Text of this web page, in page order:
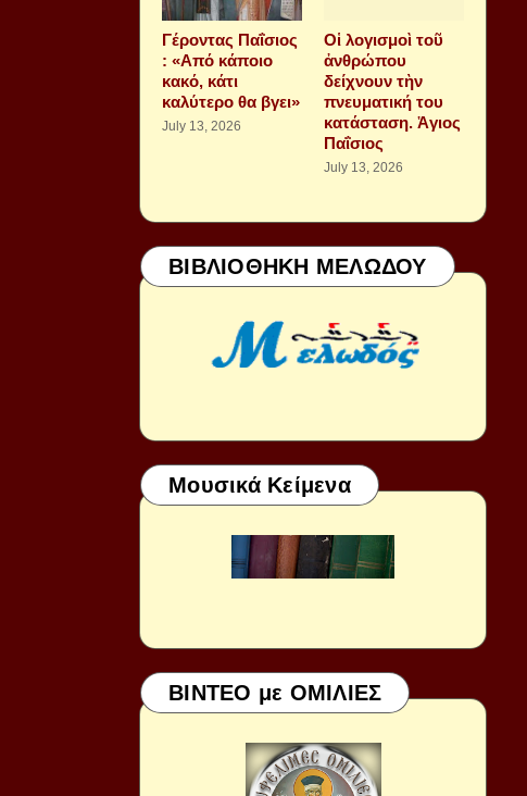
Γέροντας Παΐσιος
: «Από κάποιο
κακό, κάτι
καλύτερο θα βγει»
July 13, 2026
Οἱ λογισμοὶ τοῦ
ἀνθρώπου
δείχνουν τὴν
πνευματική του
κατάσταση. Ἁγιος
Παΐσιος
July 13, 2026
ΒΙΒΛΙΟΘΗΚΗ ΜΕΛΩΔΟΥ
Μουσικά Κείμενα
ΒΙΝΤΕΟ με ΟΜΙΛΙΕΣ